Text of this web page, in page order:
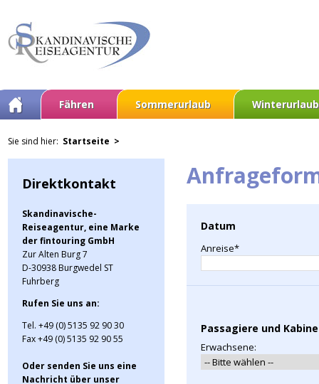
Fähren Sommerurlaub Winterurlaub
Sie sind hier: Startseite >
Direktkontakt
Skandinavische-
Reiseagentur, eine Marke
der fintouring GmbH
Zur Alten Burg 7
D-30938 Burgwedel ST
Fuhrberg
Rufen Sie uns an:
Tel. +49 (0) 5135 92 90 30
Fax +49 (0) 5135 92 90 55
Oder senden Sie uns eine
Nachricht über unser
Datum
Anreise*
Passagiere und
Erwachsene: